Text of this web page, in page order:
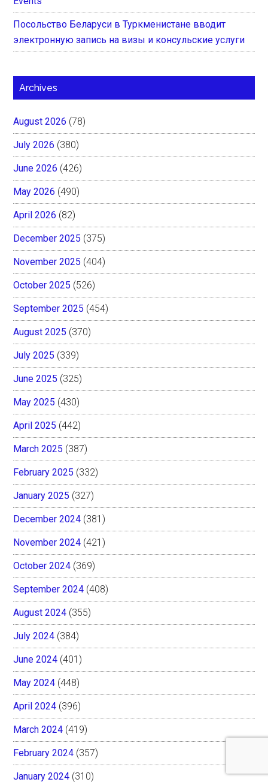
Посольство Беларуси в Туркменистане вводит
электронную запись на визы и консульские услуги
Archives
August 2026 (78)
July 2026 (380)
June 2026 (426)
May 2026 (490)
April 2026 (82)
December 2025 (375)
November 2025 (404)
October 2025 (526)
September 2025 (454)
August 2025 (370)
July 2025 (339)
June 2025 (325)
May 2025 (430)
April 2025 (442)
March 2025 (387)
February 2025 (332)
January 2025 (327)
December 2024 (381)
November 2024 (421)
October 2024 (369)
September 2024 (408)
August 2024 (355)
July 2024 (384)
June 2024 (401)
May 2024 (448)
April 2024 (396)
March 2024 (419)
February 2024 (357)
January 2024 (310)